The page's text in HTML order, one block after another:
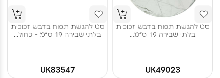
סט להגשת תפוח בדבש זכוכית
בלתי שבירה 19 ס"מ...
UK49023
סט להגשת תפוח בדבש זכוכית
בלתי שבירה 19 ס"מ - כחול...
UK83547